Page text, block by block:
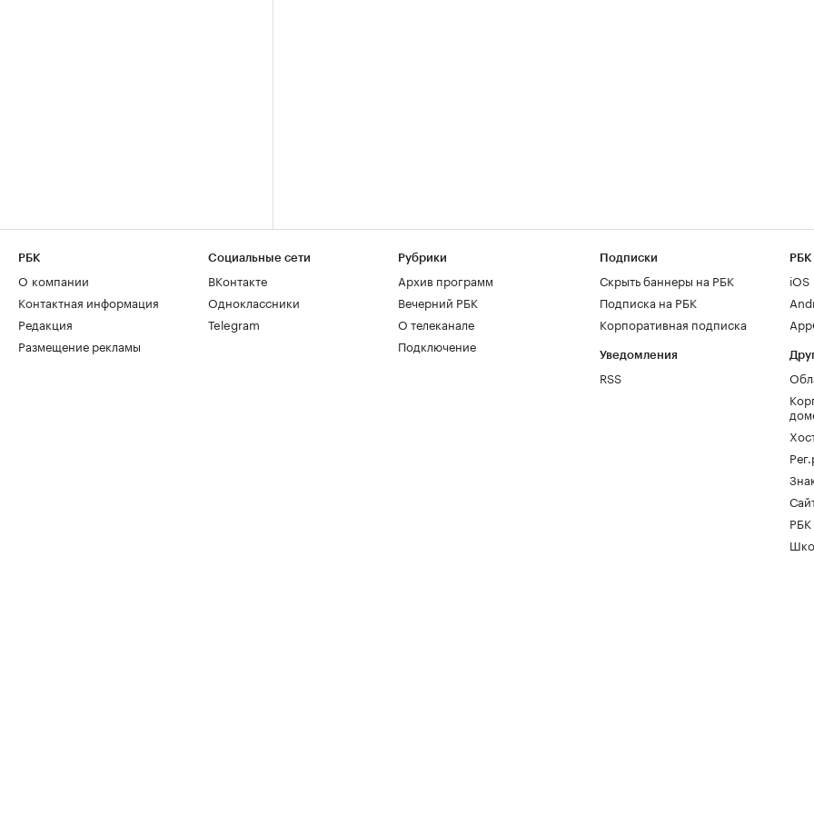
РБК
О компании
Контактная информация
Редакция
Размещение рекламы
Социальные сети
ВКонтакте
Одноклассники
Telegram
Рубрики
Архив программ
Вечерний РБК
О телеканале
Подключение
Подписки
Скрыть баннеры на РБК
Подписка на РБК
Корпоративная подписка
Уведомления
RSS
РБК
iOS